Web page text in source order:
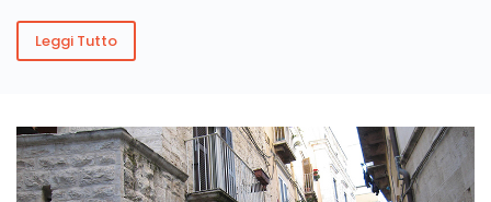
Leggi Tutto